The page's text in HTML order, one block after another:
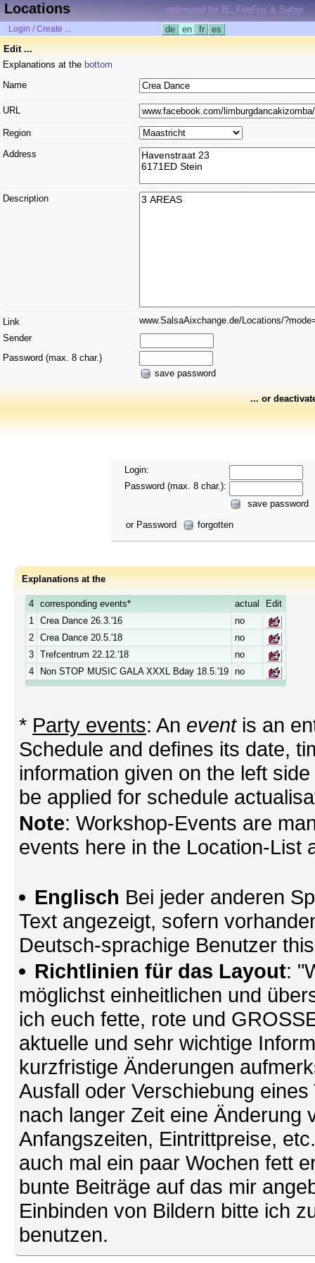
Locations optimized for IE, FireFox & Safari
Login / Create ... de en fr
es
Edit ...
Explanations at the bottom
Name
URL
Region
Address
Description
Link
www.SalsaAixchange.de/Locations/
Sender
Password (max. 8 char.)
save password
... or
Login:
Password (max. 8 char.):
save password
or Password
forgotten
Explanations at the
4 corresponding events* actual
Edit
1 Crea Dance 26.3.'16
no
2 Crea Dance 20.5.'18
no
3 Trefcentrum 22.12.'18
no
4
Non STOP MUSIC GALA XXXL Bday 18.5.'19 no
* Party events: An eventis an
Schedule and defines its date,
information given on the left
be applied for schedule
Note: Workshop-Events are
events here in the Location-List
Englisch Bei jeder anderen
Text angezeigt, sofern
Deutsch-sprachige Benutzer
Richtlinien für das Layout:
möglichst einheitlichen und
ich euch fette, rote und
aktuelle und sehr wichtige
kurzfristige Änderungen
Ausfall oder Verschiebung
nach langer Zeit eine Änderung
Anfangszeiten, Eintrittpreise,
auch mal ein paar Wochen fett
bunte Beiträge auf das mir
Einbinden von Bildern bitte ich
benutzen.